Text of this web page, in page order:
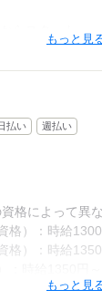
ばかり。
ら、少しずつ
せしていきます
洗いのサポート
ば、
ませんか？
応募
からスタート
し、
するなど、
力でバックア
や、
ネージャー、
等の資格保有
もっと見
払い 週払い
格によって異
格）：時給
格）：時給
：時給1450円～
もっと見